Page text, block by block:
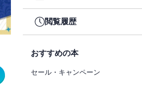
閲覧履歴
おすすめの本
セール・キャンペーン